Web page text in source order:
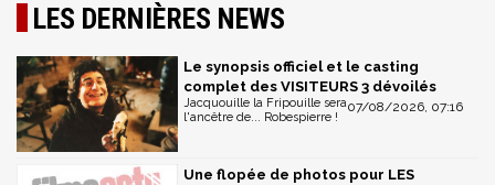
LES DERNIÈRES NEWS
Le synopsis officiel et le casting
complet des VISITEURS 3 dévoilés
07/08/2026, 07:16
Jacquouille la Fripouille sera
l'ancêtre de... Robespierre !
Une flopée de photos pour LES